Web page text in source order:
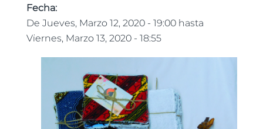
Fecha:
De Jueves, Marzo 12, 2020 - 19:00hasta
Viernes, Marzo 13, 2020 - 18:55